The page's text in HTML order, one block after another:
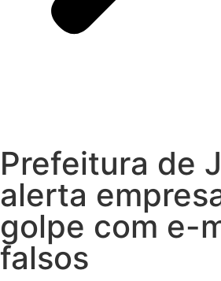
Prefeitura de
alerta
golpe com e-
falsos